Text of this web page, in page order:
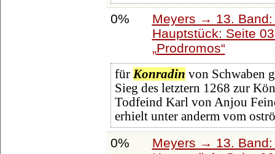
0%
Meyers → 13.
Hauptstück: Seite
Prodromos
für Konradin von Schwaben
Sieg des letztern 1268 zur
Todfeind Karl von Anjou
erhielt unter anderm vom
0%
Meyers → 13.